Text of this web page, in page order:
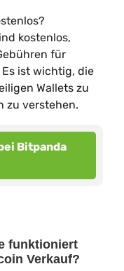
kostenlos,
für
ist wichtig, die
Wallets zu
zu verstehen.
Bitpanda
funktioniert
Verkauf?